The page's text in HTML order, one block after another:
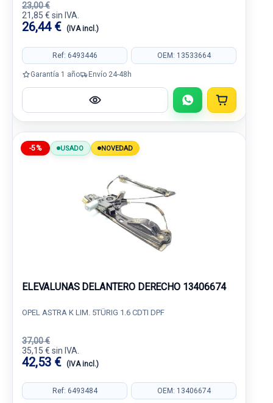
23,00 €
21,85 € sin IVA.
26,44 € (IVA incl.)
Ref: 6493446 OEM: 13533664
Garantía 1 año Envío 24-48h
-5% USADO NOVEDAD
ELEVALUNAS DELANTERO DERECHO 13406674
OPEL ASTRA K LIM. 5TÜRIG 1.6 CDTI DPF
37,00 €
35,15 € sin IVA.
42,53 € (IVA incl.)
Ref: 6493484 OEM: 13406674